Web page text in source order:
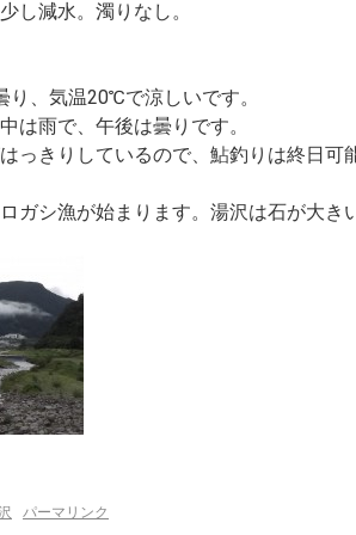
し減水。濁りなし。
り、気温20℃で涼しいです。
は雨で、午後は曇りです。
っきりしているので、鮎釣りは終日可
ガシ漁が始まります。湯沢は石が大き
パーマリンク